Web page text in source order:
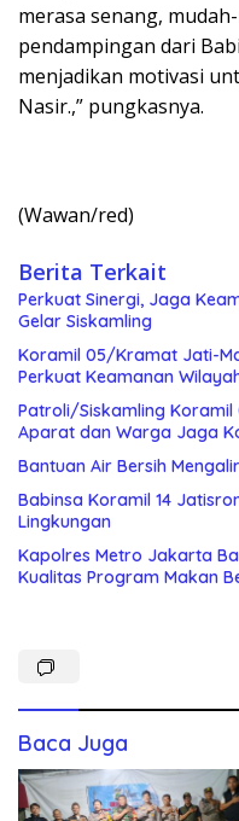
merasa senang,
pendampingan dari
menjadikan motivasi
Nasir.,” pungkasnya.
(Wawan/red)
Berita Terkait
Perkuat Sinergi, Jaga
Gelar Siskamling
Koramil 05/Kramat Jati-
Perkuat Keamanan
Patroli/Siskamling
Aparat dan Warga Jaga
Bantuan Air Bersih
Babinsa Koramil 14
Lingkungan
Kapolres Metro Jakarta
Kualitas Program Makan
Baca Juga